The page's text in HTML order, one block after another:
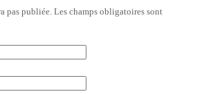
pas publiée. Les champs obligatoires sont